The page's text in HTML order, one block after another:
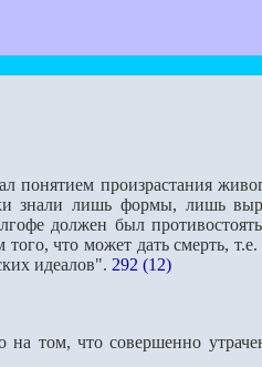
произрастания
знали лишь формы, лишь
должен был
что может дать смерть,
идеалов". 292 (12)
том, что совершенно